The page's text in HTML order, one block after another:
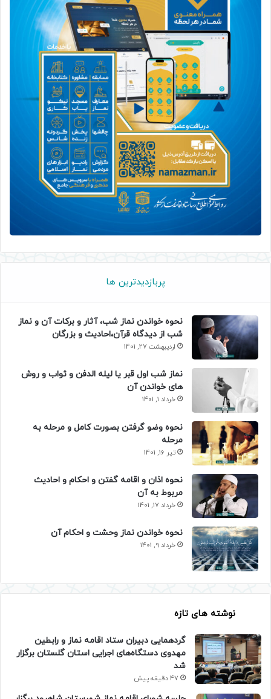
پربازدیدترین ها
نحوه خواندن نماز شب، آثار و برکات آن و نماز
شب از دیدگاه قرآن،احادیث و بزرگان
اردیبهشت 27, 1401
نماز شب اول قبر یا لیله الدفن و ثواب و روش
های خواندن آن
خرداد 1, 1401
نحوه وضو گرفتن بصورت کامل و مرحله به
مرحله
تیر 16, 1401
نحوه اذان و اقامه گفتن و احکام و احادیث
مربوط به آن
خرداد 17, 1401
نحوه خواندن نماز وحشت و احکام آن
خرداد 9, 1401
نوشته های تازه
گردهمایی دبیران ستاد اقامه نماز و رابطین
مهدوی دستگاه‌های اجرایی استان گلستان برگزار
شد
47 دقیقه پیش